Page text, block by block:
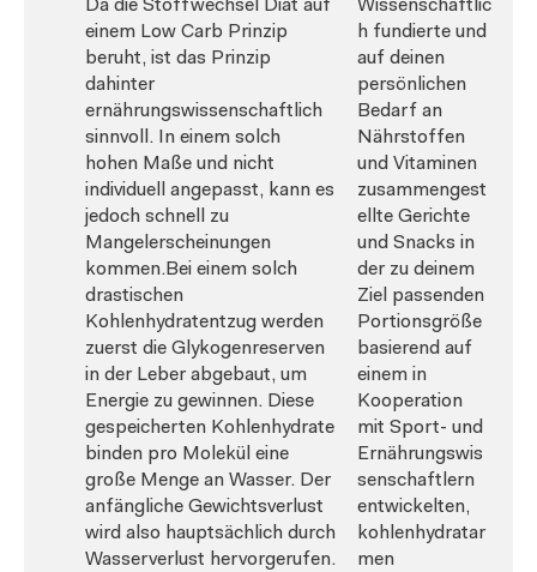
Da die Stoffwechsel Diät auf
einem Low Carb Prinzip
beruht, ist das Prinzip
dahinter
ernährungswissenschaftlich
sinnvoll. In einem solch
hohen Maße und nicht
individuell angepasst, kann es
jedoch schnell zu
Mangelerscheinungen
kommen.Bei einem solch
drastischen
Kohlenhydratentzug werden
zuerst die Glykogenreserven
in der Leber abgebaut, um
Energie zu gewinnen. Diese
gespeicherten Kohlenhydrate
binden pro Molekül eine
große Menge an Wasser. Der
anfängliche Gewichtsverlust
wird also hauptsächlich durch
Wasserverlust hervorgerufen.
Wissenschaftlic
h fundierte und
auf deinen
persönlichen
Bedarf an
Nährstoffen
und Vitaminen
zusammengest
ellte Gerichte
und Snacks in
der zu deinem
Ziel passenden
Portionsgröße
basierend auf
einem in
Kooperation
mit Sport- und
Ernährungswis
senschaftlern
entwickelten,
kohlenhydratar
men